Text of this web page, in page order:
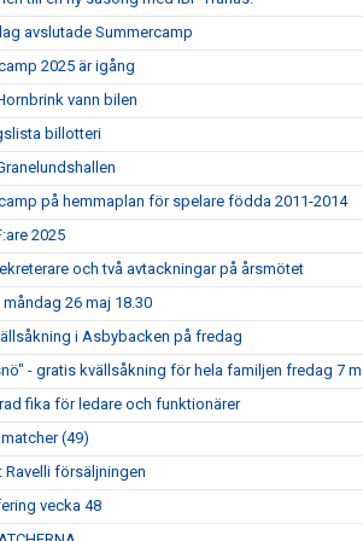
avslutade Summercamp
2025 är igång
vann bilen
billotteri
på hemmaplan för spelare födda 2011-2014
2025
och två avtackningar på årsmötet
26 maj 18.30
i Asbybacken på fredag
- gratis kvällsåkning för hela familjen fredag 7
fika för ledare och funktionärer
(49)
Ravelli försäljningen
vecka 48